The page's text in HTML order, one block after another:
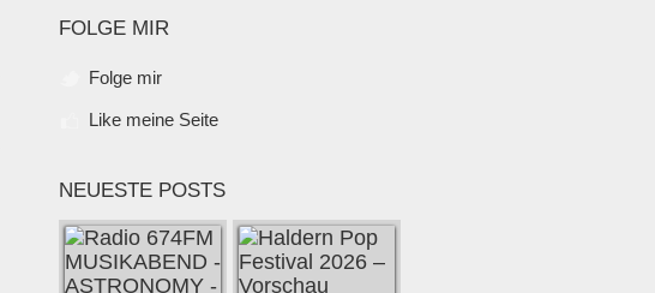
FOLGE MIR
Folge mir
Like meine Seite
NEUESTE POSTS